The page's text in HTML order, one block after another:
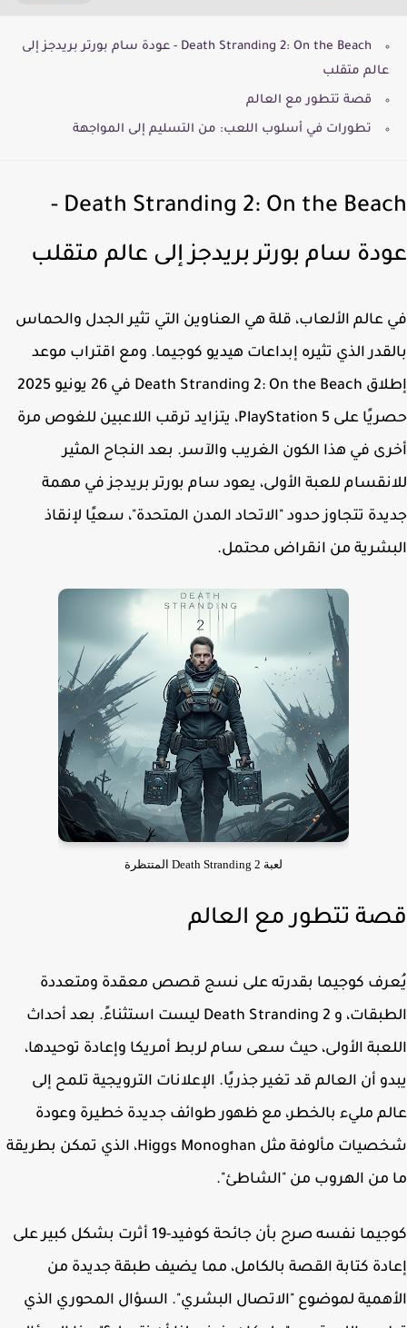
Death Stranding 2: On the Beach - عودة سام بورتر بريدجز إلى
عالم متقلب
قصة تتطور مع العالم
تطورات في أسلوب اللعب: من التسليم إلى المواجهة
Death Stranding 2: On the Beach -
سام بورتر بريدجز إلى عالم متقلب
الألعاب، قلة هي العناوين التي تثير الجدل والحماس
الذي تثيره إبداعات هيديو كوجيما. ومع اقتراب موعد
Death Stranding 2: On the Beach
في 26 يونيو 2025
حصريًا على PlayStation 5، يتزايد ترقب اللاعبين للغوص مرة
في هذا الكون الغريب والآسر. بعد النجاح المثير
للعبة الأولى، يعود سام بورتر بريدجز في مهمة
تتجاوز حدود "الاتحاد المدن المتحدة"، سعيًا لإنقاذ
من انقراض محتمل.
لعبة Death Stranding 2 المتتظرة
تتطور مع العالم
كوجيما بقدرته على نسج قصص معقدة ومتعددة
و Death Stranding 2ليست استثناءً. بعد أحداث
الأولى، حيث سعى سام لربط أمريكا وإعادة توحيدها،
أن العالم قد تغير جذريًا. الإعلانات الترويجية تلمح إلى
مليء بالخطر، مع ظهور طوائف جديدة خطيرة وعودة
شخصيات مألوفة مثل Higgs Monoghan، الذي تمكن بطريقة
من الهروب من "الشاطئ".
كوجيما نفسه صرح بأن جائحة كوفيد-19 أثرت بشكل كبير على
كتابة القصة بالكامل، مما يضيف طبقة جديدة من
لموضوع"الاتصال البشري". السؤال المحوري الذي